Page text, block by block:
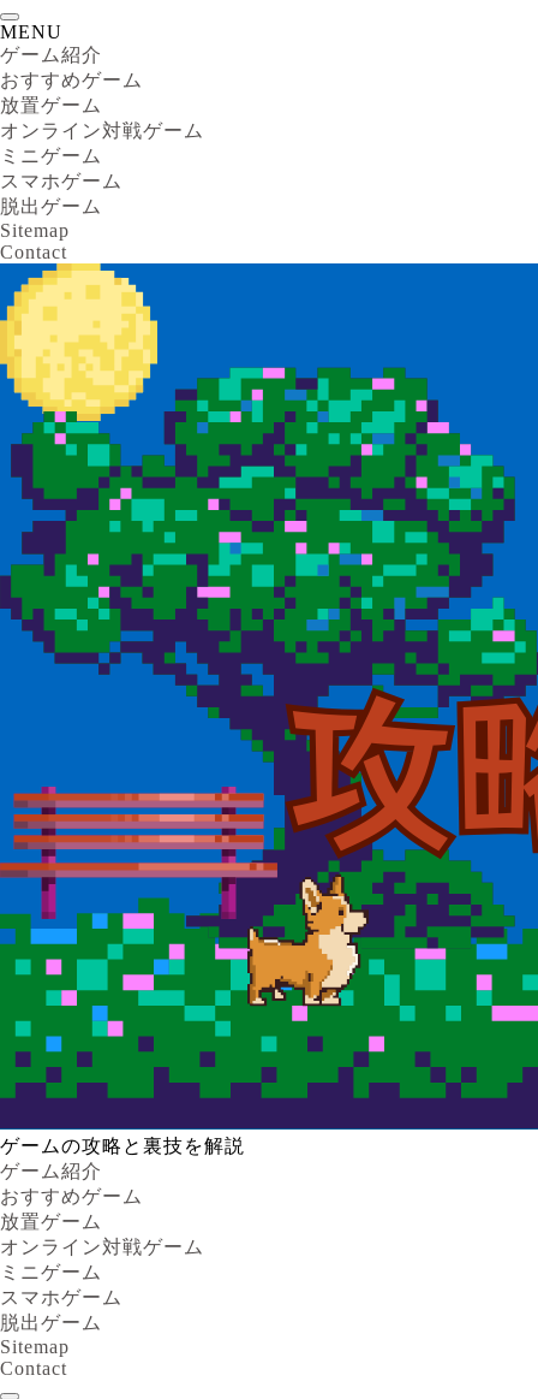
MENU
ゲーム紹介
おすすめゲーム
放置ゲーム
オンライン対戦ゲーム
ミニゲーム
スマホゲーム
脱出ゲーム
Sitemap
Contact
ゲームの攻略と裏技を解説
ゲーム紹介
おすすめゲーム
放置ゲーム
オンライン対戦ゲーム
ミニゲーム
スマホゲーム
脱出ゲーム
Sitemap
Contact